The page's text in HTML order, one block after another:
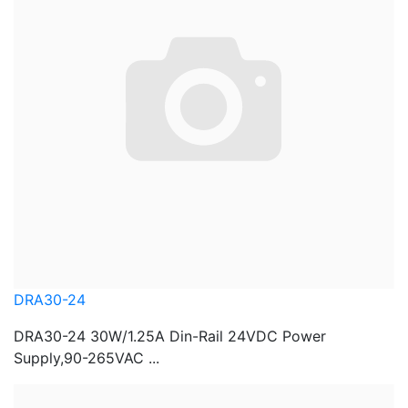
DRA30-24
DRA30-24 30W/1.25A Din-Rail 24VDC Power
Supply,90-265VAC ...